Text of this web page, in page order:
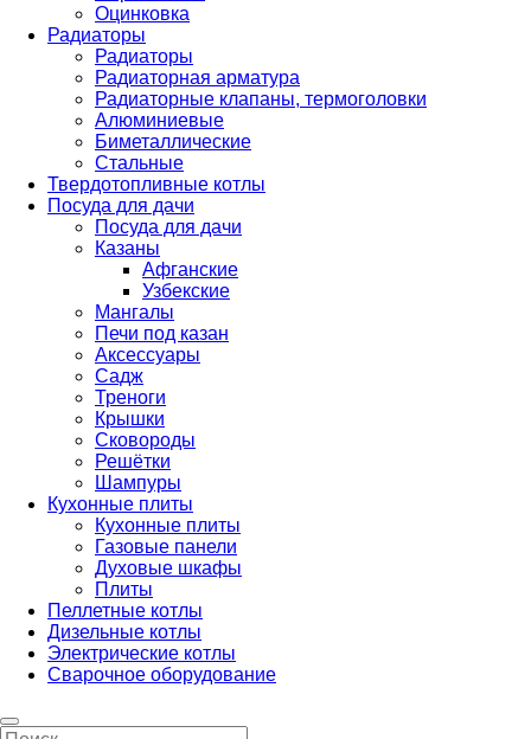
Оцинковка
Радиаторы
Радиаторы
Радиаторная арматура
Радиаторные клапаны, термоголовки
Алюминиевые
Биметаллические
Стальные
Твердотопливные котлы
Посуда для дачи
Посуда для дачи
Казаны
Афганские
Узбекские
Мангалы
Печи под казан
Аксессуары
Садж
Треноги
Крышки
Сковороды
Решётки
Шампуры
Кухонные плиты
Кухонные плиты
Газовые панели
Духовые шкафы
Плиты
Пеллетные котлы
Дизельные котлы
Электрические котлы
Сварочное оборудование